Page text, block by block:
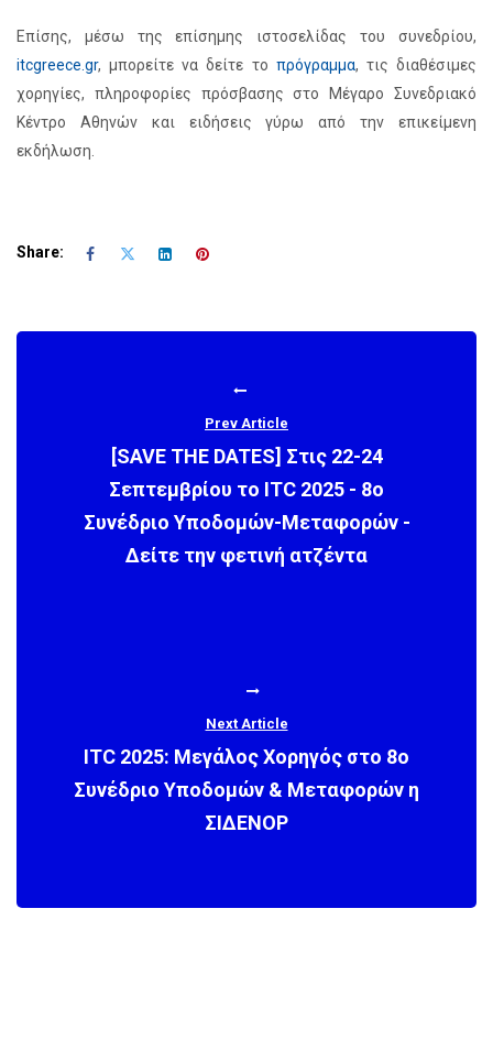
Επίσης, μέσω της επίσημης ιστοσελίδας του συνεδρίου,
itcgreece.gr, μπορείτε να δείτε το πρόγραμμα, τις διαθέσιμες
χορηγίες, πληροφορίες πρόσβασης στο Μέγαρο Συνεδριακό
Κέντρο Αθηνών και ειδήσεις γύρω από την επικείμενη
εκδήλωση.
Share:
Prev Article
[SAVE THE DATES] Στις 22-24
Σεπτεμβρίου το ITC 2025 - 8ο
Συνέδριο Υποδομών-Μεταφορών -
Δείτε την φετινή ατζέντα
Next Article
ITC 2025: Μεγάλος Χορηγός στο 8ο
Συνέδριο Υποδομών & Μεταφορών η
ΣΙΔΕΝΟΡ